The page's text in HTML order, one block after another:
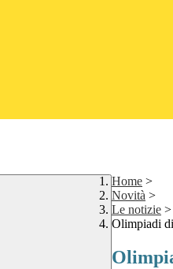
Home >
Novità >
Le notizie >
Olimpiadi